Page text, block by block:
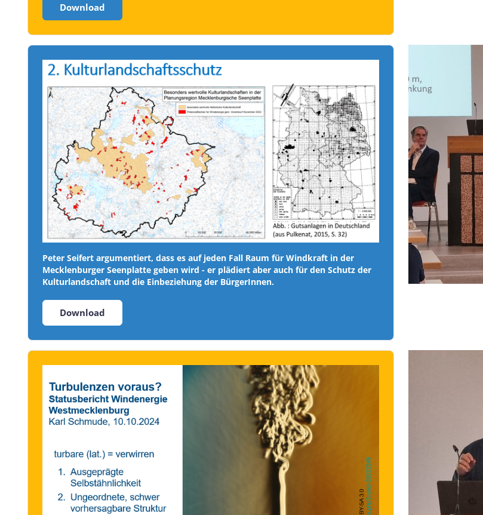
Download
Peter Seifert argumentiert, dass es auf jeden Fall Raum für Windkraft in der
Mecklenburger Seenplatte geben wird - er plädiert aber auch für den Schutz der
Kulturlandschaft und die Einbeziehung der BürgerInnen.
Download